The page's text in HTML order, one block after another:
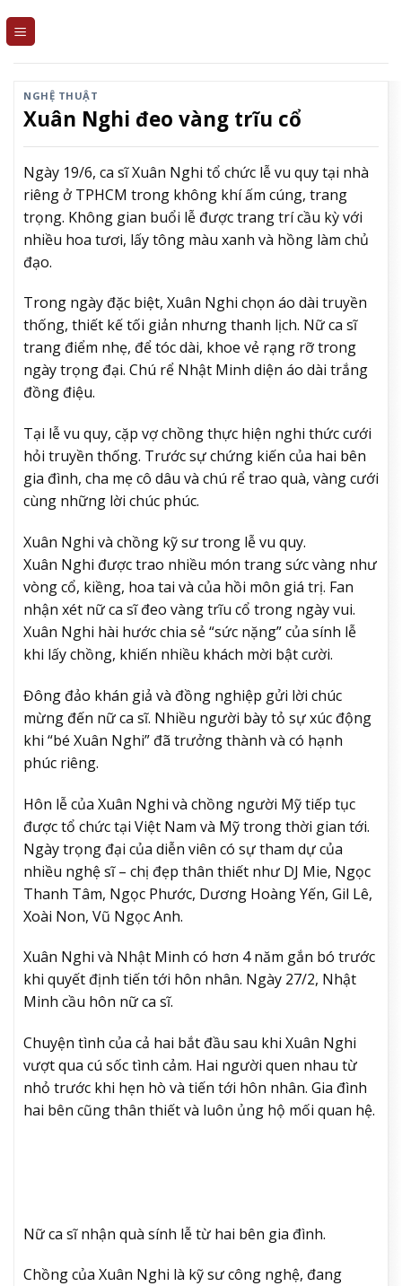
NGHỆ THUẬT
Xuân Nghi đeo vàng trĩu cổ
Ngày 19/6, ca sĩ Xuân Nghi tổ chức lễ vu quy tại nhà
riêng ở TPHCM trong không khí ấm cúng, trang
trọng. Không gian buổi lễ được trang trí cầu kỳ với
nhiều hoa tươi, lấy tông màu xanh và hồng làm chủ
đạo.
Trong ngày đặc biệt, Xuân Nghi chọn áo dài truyền
thống, thiết kế tối giản nhưng thanh lịch. Nữ ca sĩ
trang điểm nhẹ, để tóc dài, khoe vẻ rạng rỡ trong
ngày trọng đại. Chú rể Nhật Minh diện áo dài trắng
đồng điệu.
Tại lễ vu quy, cặp vợ chồng thực hiện nghi thức cưới
hỏi truyền thống. Trước sự chứng kiến của hai bên
gia đình, cha mẹ cô dâu và chú rể trao quà, vàng cưới
cùng những lời chúc phúc.
Xuân Nghi và chồng kỹ sư trong lễ vu quy.
Xuân Nghi được trao nhiều món trang sức vàng như
vòng cổ, kiềng, hoa tai và của hồi môn giá trị. Fan
nhận xét nữ ca sĩ đeo vàng trĩu cổ trong ngày vui.
Xuân Nghi hài hước chia sẻ “sức nặng” của sính lễ
khi lấy chồng, khiến nhiều khách mời bật cười.
Đông đảo khán giả và đồng nghiệp gửi lời chúc
mừng đến nữ ca sĩ. Nhiều người bày tỏ sự xúc động
khi “bé Xuân Nghi” đã trưởng thành và có hạnh
phúc riêng.
Hôn lễ của Xuân Nghi và chồng người Mỹ tiếp tục
được tổ chức tại Việt Nam và Mỹ trong thời gian tới.
Ngày trọng đại của diễn viên có sự tham dự của
nhiều nghệ sĩ – chị đẹp thân thiết như DJ Mie, Ngọc
Thanh Tâm, Ngọc Phước, Dương Hoàng Yến, Gil Lê,
Xoài Non, Vũ Ngọc Anh.
Xuân Nghi và Nhật Minh có hơn 4 năm gắn bó trước
khi quyết định tiến tới hôn nhân. Ngày 27/2, Nhật
Minh cầu hôn nữ ca sĩ.
Chuyện tình của cả hai bắt đầu sau khi Xuân Nghi
vượt qua cú sốc tình cảm. Hai người quen nhau từ
nhỏ trước khi hẹn hò và tiến tới hôn nhân. Gia đình
hai bên cũng thân thiết và luôn ủng hộ mối quan hệ.
Nữ ca sĩ nhận quà sính lễ từ hai bên gia đình.
Chồng của Xuân Nghi là kỹ sư công nghệ, đang